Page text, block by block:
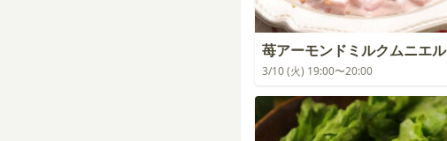
苺アーモンドミルクムニエル
3/10 (火) 19:00〜20:00